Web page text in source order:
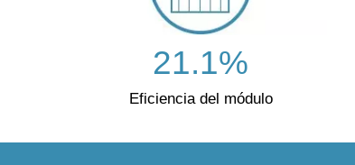
21.1%
Eficiencia del módulo